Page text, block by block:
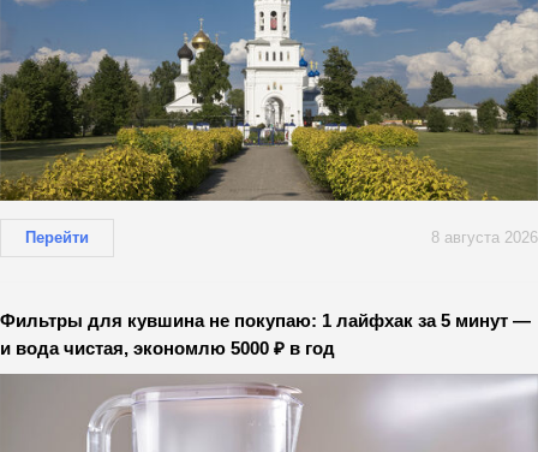
Перейти 8 августа 2026
Фильтры для кувшина не покупаю: 1 лайфхак за 5 минут —
и вода чистая, экономлю 5000 ₽ в год